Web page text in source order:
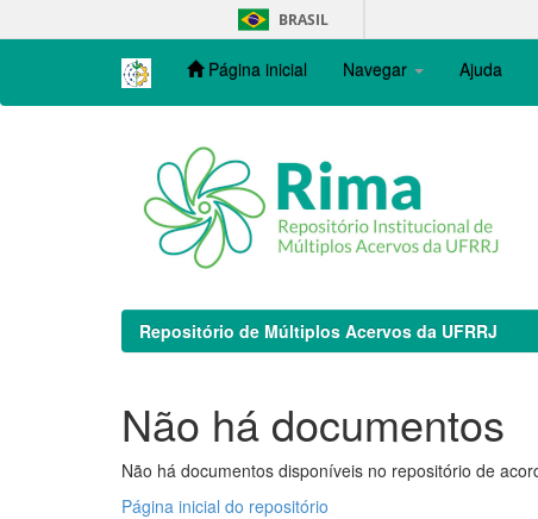
navigation
BRASIL
Página inicial Navegar Ajuda
Repositório de Múltiplos Acervos da UFRRJ
Não há documentos
Não há documentos disponíveis no repositório de
Página inicial do repositório